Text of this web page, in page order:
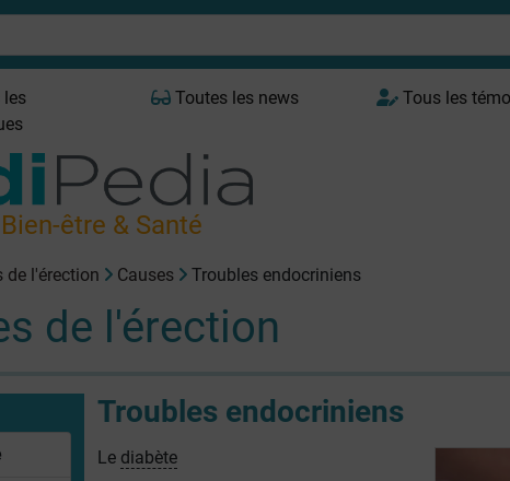
les
Toutes les news Tous les
être & Santé
de l'érection Causes Troubles endocriniens
de l'érection
Troubles endocriniens
Le diabète